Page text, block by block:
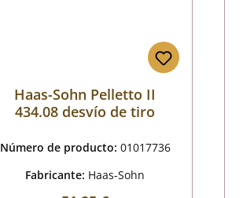
Haas-Sohn Pelletto II
434.08 desvío de tiro
Número de producto: 01017736
Fabricante: Haas-Sohn